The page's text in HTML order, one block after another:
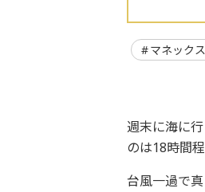
マネックス
週末に海に
のは18時間
台風一過で